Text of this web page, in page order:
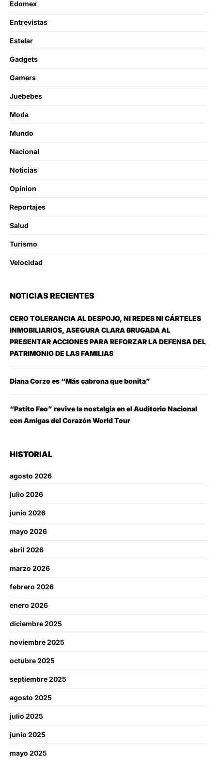
Edomex
Entrevistas
Estelar
Gadgets
Gamers
Juebebes
Moda
Mundo
Nacional
Noticias
Opinion
Reportajes
Salud
Turismo
Velocidad
NOTICIAS RECIENTES
CERO TOLERANCIA AL DESPOJO, NI REDES NI CÁRTELES
INMOBILIARIOS, ASEGURA CLARA BRUGADA AL
PRESENTAR ACCIONES PARA REFORZAR LA DEFENSA DEL
PATRIMONIO DE LAS FAMILIAS
Diana Corzo es “Más cabrona que bonita”
“Patito Feo” revive la nostalgia en el Auditorio Nacional
con Amigas del Corazón World Tour
HISTORIAL
agosto 2026
julio 2026
junio 2026
mayo 2026
abril 2026
marzo 2026
febrero 2026
enero 2026
diciembre 2025
noviembre 2025
octubre 2025
septiembre 2025
agosto 2025
julio 2025
junio 2025
mayo 2025